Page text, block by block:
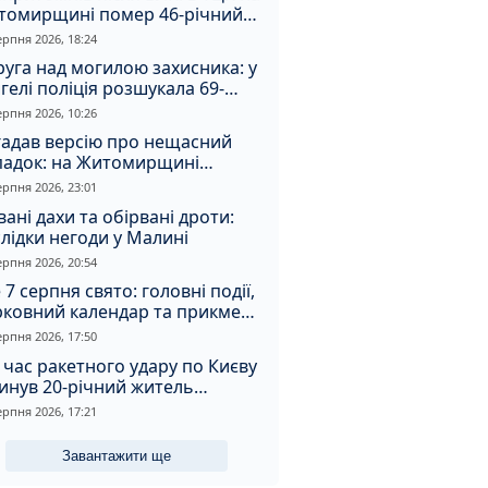
помер 46-річний
2026, 18:24
над могилою захисника: у
поліція розшукала 69-
зловмисника
2026, 10:26
версію про нещасний
на Житомирщині
чоловіка за вбивство
2026, 23:01
дахи та обірвані дроти:
негоди у Малині
2026, 20:54
серпня свято: головні події,
календар та прикмети
2026, 17:50
час ракетного удару по Києву
20-річний житель
2026, 17:21
Завантажити ще